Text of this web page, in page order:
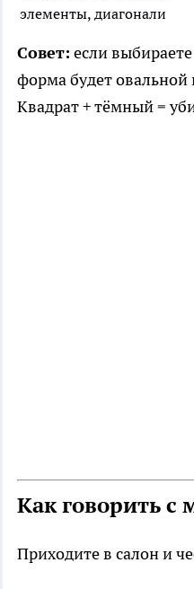
элементы, диагонали
Совет: если
форма будет
Квадрат + тёмный =
Как говорить с
Приходите в салон и